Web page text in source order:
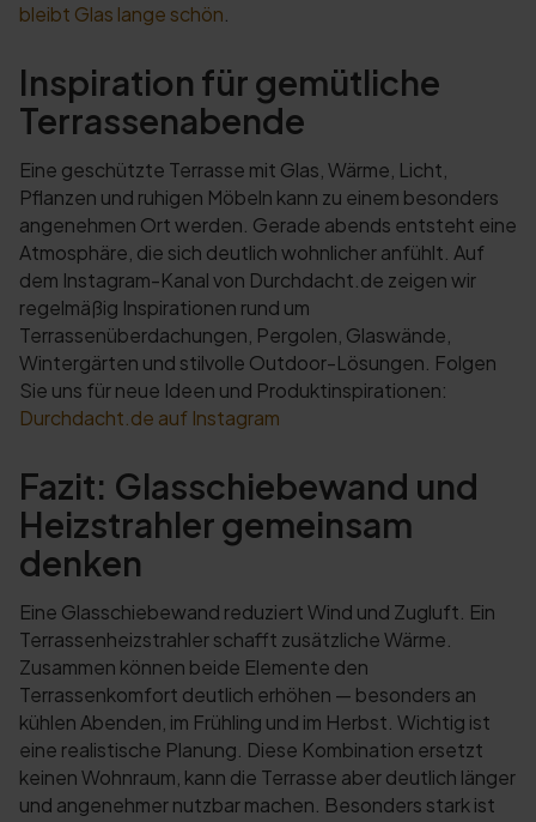
bleibt Glas lange schön
Inspiration für gemütliche
Terrassenabende
Eine geschützte Terrasse mit Glas, Wärme, Licht,
Pflanzen und ruhigen Möbeln kann zu einem besonders
angenehmen Ort werden. Gerade abends entsteht eine
Atmosphäre, die sich deutlich wohnlicher anfühlt. Auf
dem Instagram-Kanal von Durchdacht.de zeigen wir
regelmäßig Inspirationen rund um
Terrassenüberdachungen, Pergolen, Glaswände,
Wintergärten und stilvolle Outdoor-Lösungen. Folgen
Sie uns für neue Ideen und Produktinspirationen:
Durchdacht.de auf Instagram
Fazit: Glasschiebewand und
Heizstrahler gemeinsam
denken
Eine Glasschiebewand reduziert Wind und Zugluft. Ein
Terrassenheizstrahler schafft zusätzliche Wärme.
Zusammen können beide Elemente den
Terrassenkomfort deutlich erhöhen — besonders an
kühlen Abenden, im Frühling und im Herbst. Wichtig ist
eine realistische Planung. Diese Kombination ersetzt
keinen Wohnraum, kann die Terrasse aber deutlich länger
und angenehmer nutzbar machen. Besonders stark ist